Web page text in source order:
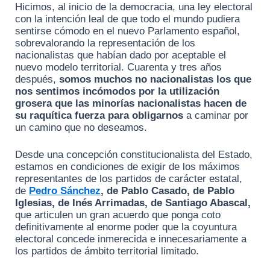
Hicimos, al inicio de la democracia, una ley electoral
con la intención leal de que todo el mundo pudiera
sentirse cómodo en el nuevo Parlamento español,
sobrevalorando la representación de los
nacionalistas que habían dado por aceptable el
nuevo modelo territorial. Cuarenta y tres años
después, somos muchos no nacionalistas los que
nos sentimos incómodos por la utilización
grosera que las minorías nacionalistas hacen de
su raquítica fuerza para obligarnos a caminar por
un camino que no deseamos.
Desde una concepción constitucionalista del Estado,
estamos en condiciones de exigir de los máximos
representantes de los partidos de carácter estatal,
de Pedro Sánchez, de Pablo Casado, de Pablo
Iglesias, de Inés Arrimadas, de Santiago Abascal,
que articulen un gran acuerdo que ponga coto
definitivamente al enorme poder que la coyuntura
electoral concede inmerecida e innecesariamente a
los partidos de ámbito territorial limitado.